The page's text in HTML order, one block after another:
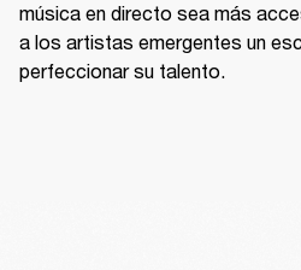
música en directo sea más
a los artistas emergentes un
perfeccionar su talento.